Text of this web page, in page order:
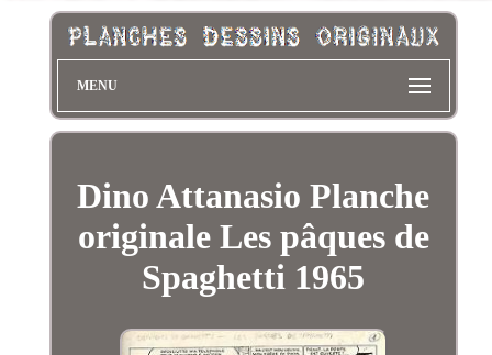
MENU
Dino Attanasio Planche
originale Les pâques de
Spaghetti 1965